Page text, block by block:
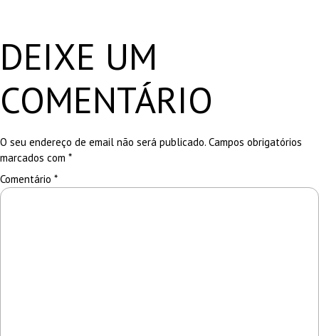
DEIXE UM
COMENTÁRIO
O seu endereço de email não será publicado. Campos obrigatórios
marcados com *
Comentário *